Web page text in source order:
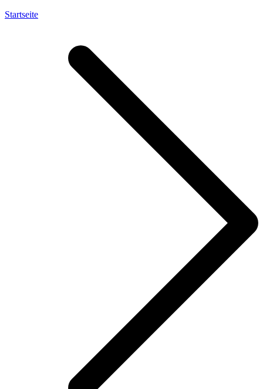
Startseite